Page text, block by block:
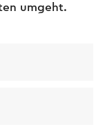
umgeht.